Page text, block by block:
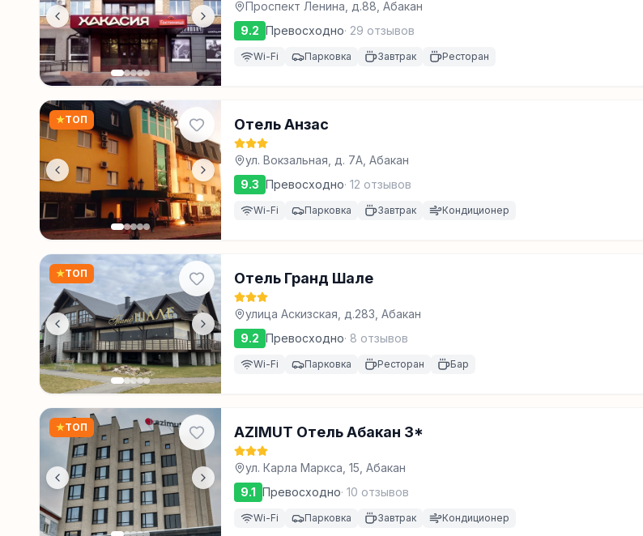
Проспект Ленина, д.88, Абакан
9.2 Превосходно· 29 отзывов
Wi-Fi Парковка Завтрак Ресторан
★ТОП Отель Анзас
ул. Вокзальная, д. 7А, Абакан
9.3 Превосходно· 12 отзывов
Wi-Fi Парковка Завтрак Кондиционер
★ТОП Отель Гранд Шале
улица Аскизская, д.283, Абакан
9.2 Превосходно· 8 отзывов
Wi-Fi Парковка Ресторан Бар
★ТОП AZIMUT Отель Абакан 3*
ул. Карла Маркса, 15, Абакан
9.1 Превосходно· 10 отзывов
Wi-Fi Парковка Завтрак Кондиционер